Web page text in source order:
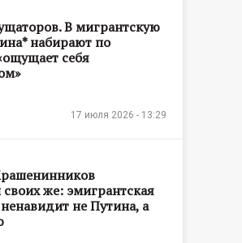
В мигрантскую
набирают по
себя
17 июля 2026 - 13:29
своих же: эмигрантская
не Путина, а